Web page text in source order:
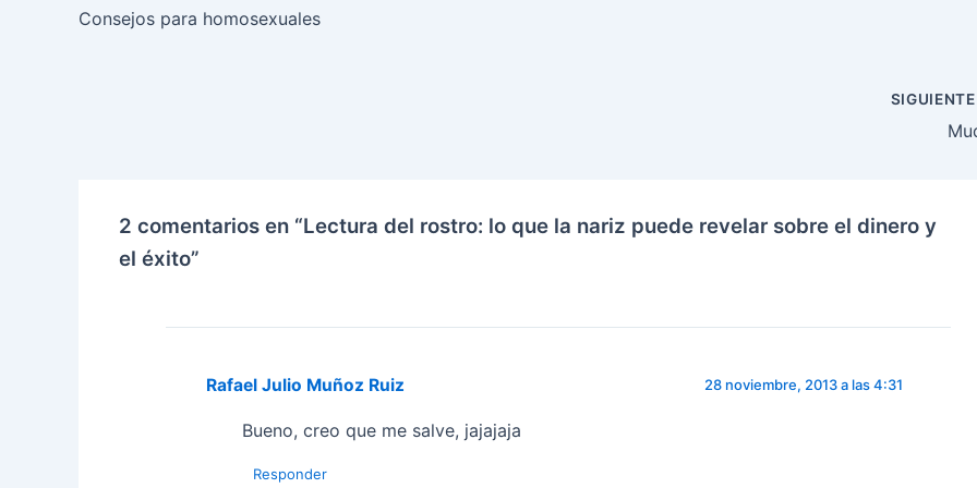
Consejos para homosexuales
2 comentarios en “Lectura del rostro: lo que la nariz puede revelar sobre el dinero y
el éxito”
Rafael Julio Muñoz Ruiz 28 noviembre, 2013 a las 4:31
Bueno, creo que me salve, jajajaja
Responder